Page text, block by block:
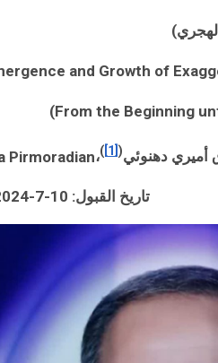
and Growth of
From the Beginning
أميري دهنوئي(
)،Pirmoradian
10-7
-2024